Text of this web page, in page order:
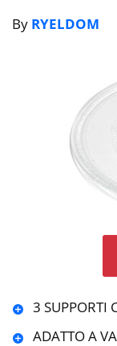
By RYELDOM
3 SUPPORTI
ADATTO A